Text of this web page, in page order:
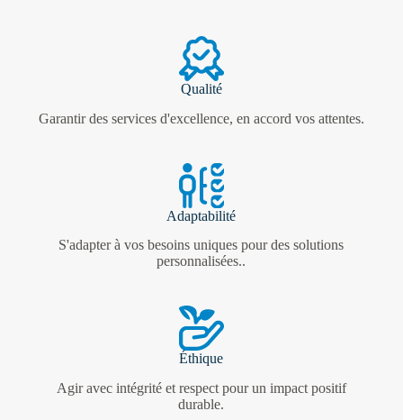
Qualité
Garantir des services d'excellence, en accord vos attentes.
Adaptabilité
S'adapter à vos besoins uniques pour des solutions
personnalisées..
Éthique
Agir avec intégrité et respect pour un impact positif
durable.